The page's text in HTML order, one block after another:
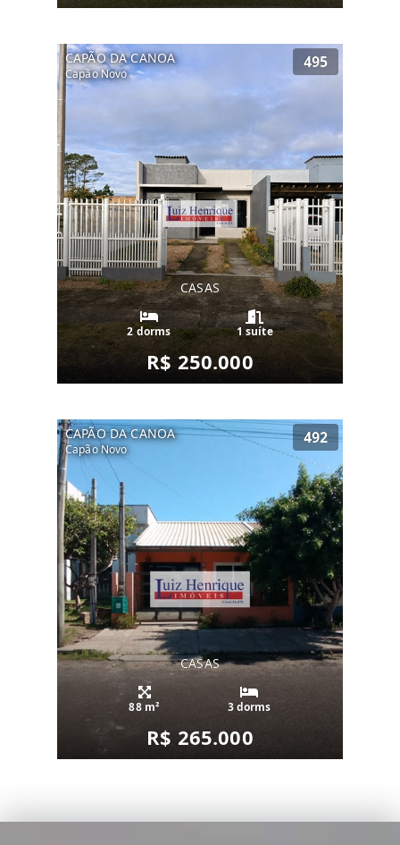
CAPÃO DA CANOA
Capão Novo
495
CASAS
2 dorms 1 suíte
R$ 250.000
CAPÃO DA CANOA
Capão Novo
492
CASAS
88 m² 3 dorms
R$ 265.000